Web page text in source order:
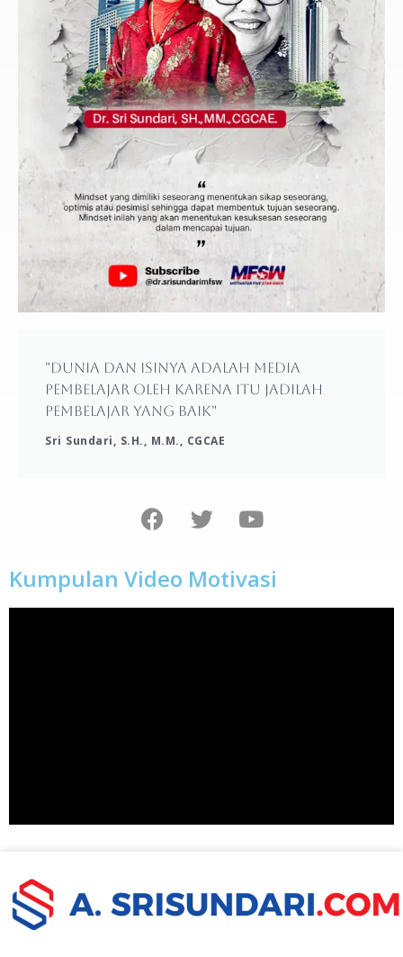
"Dunia dan isinya adalah media
pembelajar oleh karena itu jadilah
pembelajar yang baik"
Sri Sundari, S.H., M.M., CGCAE
Kumpulan Video Motivasi